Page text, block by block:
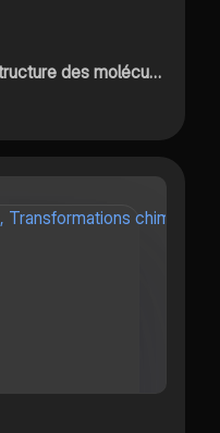
des molécules organiques